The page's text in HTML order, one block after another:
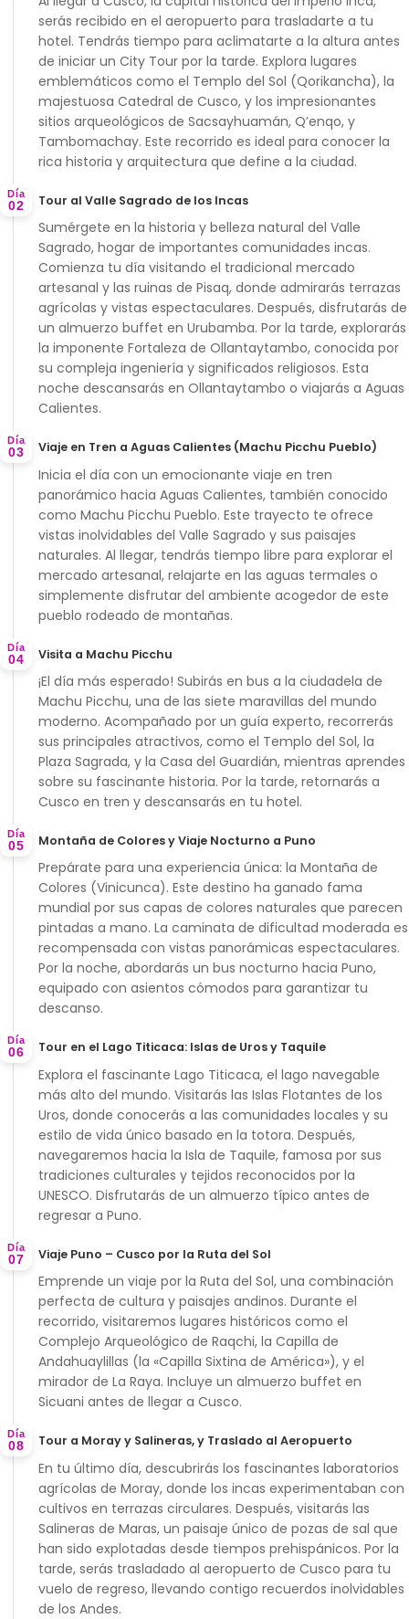
serás recibido en el aeropuerto para trasladarte a tu
hotel. Tendrás tiempo para aclimatarte a la altura antes
de iniciar un City Tour por la tarde. Explora lugares
emblemáticos como el Templo del Sol (Qorikancha), la
majestuosa Catedral de Cusco, y los impresionantes
sitios arqueológicos de Sacsayhuamán, Q’enqo, y
Tambomachay. Este recorrido es ideal para conocer la
rica historia y arquitectura que define a la ciudad.
Día
02 Tour al Valle Sagrado de los Incas
Sumérgete en la historia y belleza natural del Valle
Sagrado, hogar de importantes comunidades incas.
Comienza tu día visitando el tradicional mercado
artesanal y las ruinas de Pisaq, donde admirarás terrazas
agrícolas y vistas espectaculares. Después, disfrutarás de
un almuerzo buffet en Urubamba. Por la tarde, explorarás
la imponente Fortaleza de Ollantaytambo, conocida por
su compleja ingeniería y significados religiosos. Esta
noche descansarás en Ollantaytambo o viajarás a Aguas
Calientes.
Día
03 Viaje en Tren a Aguas Calientes (Machu Picchu Pueblo)
Inicia el día con un emocionante viaje en tren
panorámico hacia Aguas Calientes, también conocido
como Machu Picchu Pueblo. Este trayecto te ofrece
vistas inolvidables del Valle Sagrado y sus paisajes
naturales. Al llegar, tendrás tiempo libre para explorar el
mercado artesanal, relajarte en las aguas termales o
simplemente disfrutar del ambiente acogedor de este
pueblo rodeado de montañas.
Día
04 Visita a Machu Picchu
¡El día más esperado! Subirás en bus a la ciudadela de
Machu Picchu, una de las siete maravillas del mundo
moderno. Acompañado por un guía experto, recorrerás
sus principales atractivos, como el Templo del Sol, la
Plaza Sagrada, y la Casa del Guardián, mientras aprendes
sobre su fascinante historia. Por la tarde, retornarás a
Cusco en tren y descansarás en tu hotel.
Día
05 Montaña de Colores y Viaje Nocturno a Puno
Prepárate para una experiencia única: la Montaña de
Colores (Vinicunca). Este destino ha ganado fama
mundial por sus capas de colores naturales que parecen
pintadas a mano. La caminata de dificultad moderada es
recompensada con vistas panorámicas espectaculares.
Por la noche, abordarás un bus nocturno hacia Puno,
equipado con asientos cómodos para garantizar tu
descanso.
Día
06 Tour en el Lago Titicaca: Islas de Uros y Taquile
Explora el fascinante Lago Titicaca, el lago navegable
más alto del mundo. Visitarás las Islas Flotantes de los
Uros, donde conocerás a las comunidades locales y su
estilo de vida único basado en la totora. Después,
navegaremos hacia la Isla de Taquile, famosa por sus
tradiciones culturales y tejidos reconocidos por la
UNESCO. Disfrutarás de un almuerzo típico antes de
regresar a Puno.
Día
07 Viaje Puno – Cusco por la Ruta del Sol
Emprende un viaje por la Ruta del Sol, una combinación
perfecta de cultura y paisajes andinos. Durante el
recorrido, visitaremos lugares históricos como el
Complejo Arqueológico de Raqchi, la Capilla de
Andahuaylillas (la «Capilla Sixtina de América»), y el
mirador de La Raya. Incluye un almuerzo buffet en
Sicuani antes de llegar a Cusco.
Día
08 Tour a Moray y Salineras, y Traslado al Aeropuerto
En tu último día, descubrirás los fascinantes laboratorios
agrícolas de Moray, donde los incas experimentaban con
cultivos en terrazas circulares. Después, visitarás las
Salineras de Maras, un paisaje único de pozas de sal que
han sido explotadas desde tiempos prehispánicos. Por la
tarde, serás trasladado al aeropuerto de Cusco para tu
vuelo de regreso, llevando contigo recuerdos inolvidables
de los Andes.